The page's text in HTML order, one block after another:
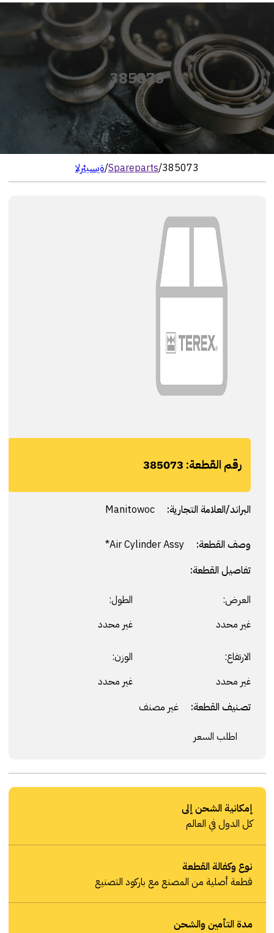
385073
الرئيسية/Spareparts/385073
رقم القطعة: 385073
البراند/العلامة التجارية: Manitowoc
وصف القطعة:
Air Cylinder Assy*
تفاصيل القطعة:
العرض:
غير محدد
الطول:
غير محدد
الارتفاع:
غير محدد
الوزن:
غير محدد
تصنيف القطعة: غير مصنف
اطلب السعر
إمكانية الشحن إلى
كل الدول في العالم
نوع وكفالة القطعة
قطعة أصلية من المصنع مع باركود التصنيع
مدة التأمين والشحن